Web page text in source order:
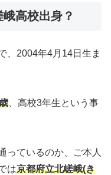
高校出身？
、2004年4月14日生ま
、高校3年生という事
っているのか、ご本人
は京都府立北嵯峨(き